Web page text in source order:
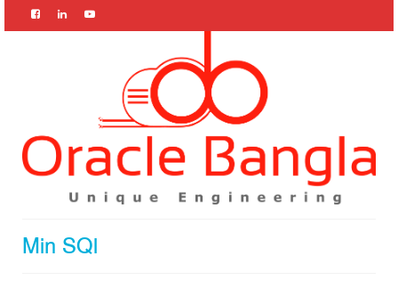
Min SQl